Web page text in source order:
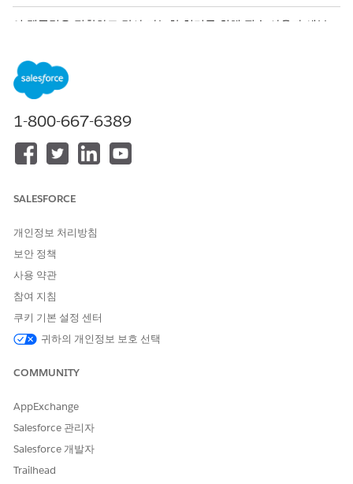
이 템플릿은 정확하고 감사 가능한 처리를 위해 필수 사용자 세부
인테이크 특성
이 템플릿의 인테이크 양식은 직원에게 다음 세부 사항을 수집합니
다.
그룹 이름: 소유권 변경에 대한 Microsoft 365 그룹 또는 팀의
입니다.
식별자입니다.
자동 처리
이 서비스 프로세스에는 서비스 요청을 자동으로 처리하는 처리 플
로가 포함되어 있습니다. Flow Builder에서 이 플로를 확장하여 자
동 관리자 승인 또는 재고 점검과 같은 사용자 정의 논리를 포함할
수 있습니다.
을 참조하세요.
이 템플릿은 처리 플로에서 Microsoft Entra와의 사전 구성된 통합
을 사용합니다. 이 통합을 사용하려면 Microsoft Entra 자격 증명을
ID 커넥터를 참조하십시오.
1-800-667-6389
SALESFORCE
개인정보 처리방침
보안 정책
사용 약관
참여 지침
쿠키 기본 설정 센터
귀하의 개인정보 보호 선택
COMMUNITY
AppExchange
Salesforce 관리자
Salesforce 개발자
Trailhead